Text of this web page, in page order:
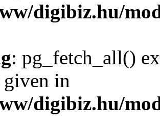
digibiz.hu/
: pg_fetch_all()
given in
digibiz.hu/